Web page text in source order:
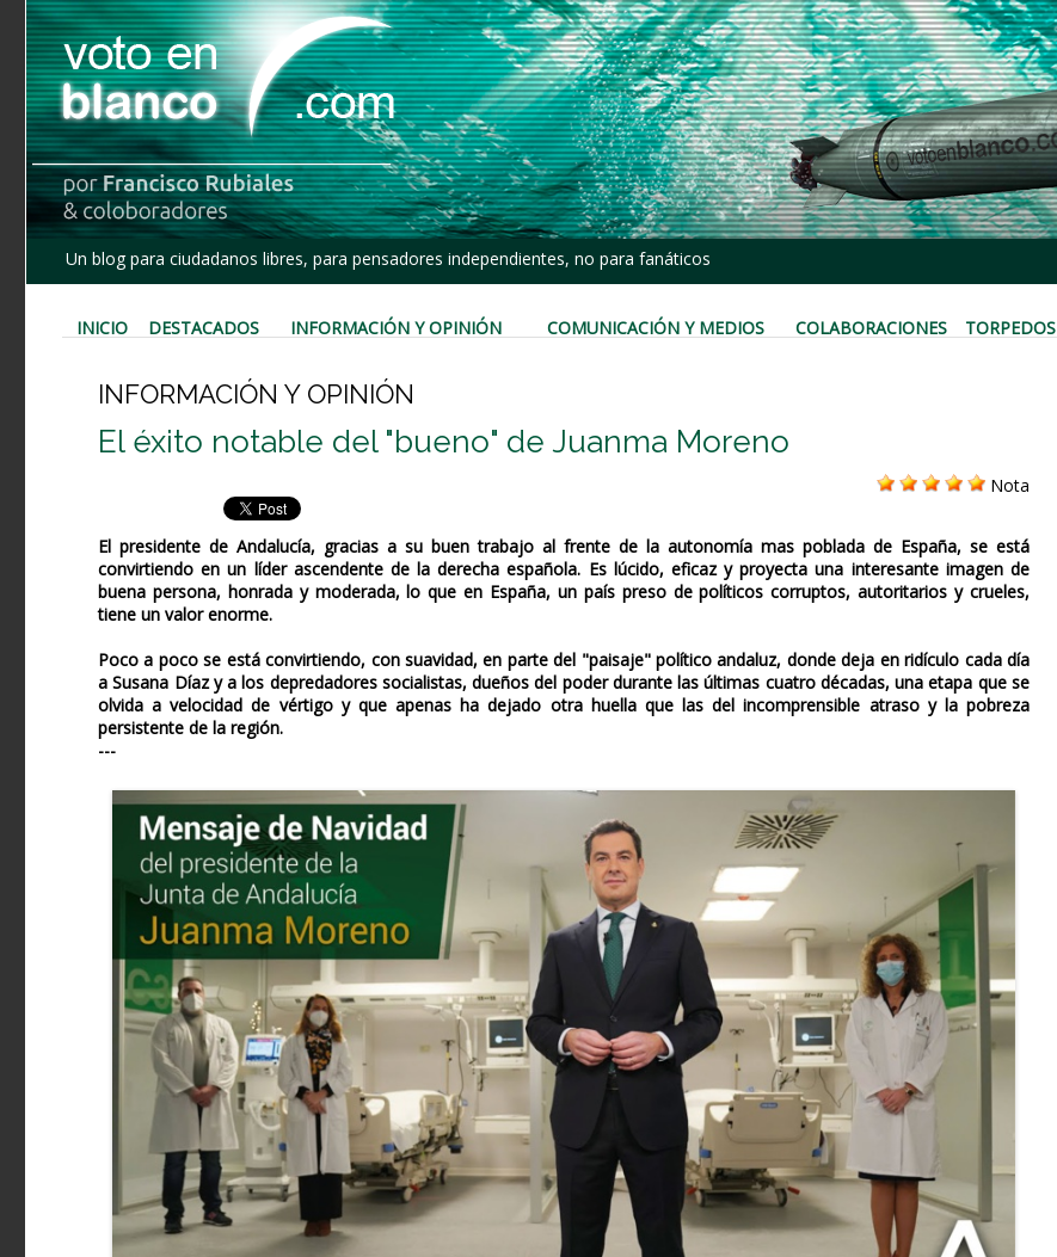
Un blog para ciudadanos libres, para pensadores independientes, no para fanáticos
INICIO DESTACADOS INFORMACIÓN Y OPINIÓN COMUNICACIÓN Y MEDIOS COLABORACIONES TORPEDOS
INFORMACIÓN Y OPINIÓN
El éxito notable del "bueno" de Juanma Moreno
Nota
El presidente de Andalucía, gracias a su buen trabajo al frente de la autonomía mas poblada de España, se está
convirtiendo en un líder ascendente de la derecha española. Es lúcido, eficaz y proyecta una interesante imagen de
buena persona, honrada y moderada, lo que en España, un país preso de políticos corruptos, autoritarios y crueles,
tiene un valor enorme.
Poco a poco se está convirtiendo, con suavidad, en parte del "paisaje" político andaluz, donde deja en ridículo cada día
a Susana Díaz y a los depredadores socialistas, dueños del poder durante las últimas cuatro décadas, una etapa que se
olvida a velocidad de vértigo y que apenas ha dejado otra huella que las del incomprensible atraso y la pobreza
persistente de la región.
---